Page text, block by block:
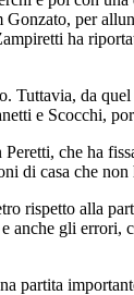
per
ha
da
e Scocchi,
che ha
di casa che non
rispetto alla
gli errori,
partita